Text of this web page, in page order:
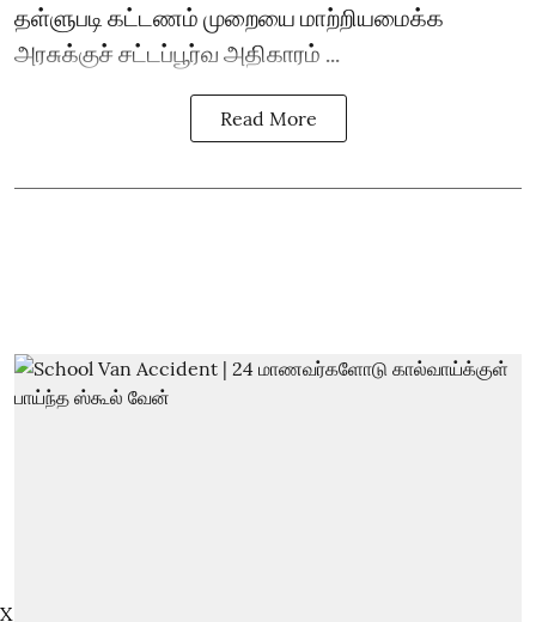
தள்ளுபடி கட்டணம் முறையை மாற்றியமைக்க
அரசுக்குச் சட்டப்பூர்வ அதிகாரம் ...
Read More
X